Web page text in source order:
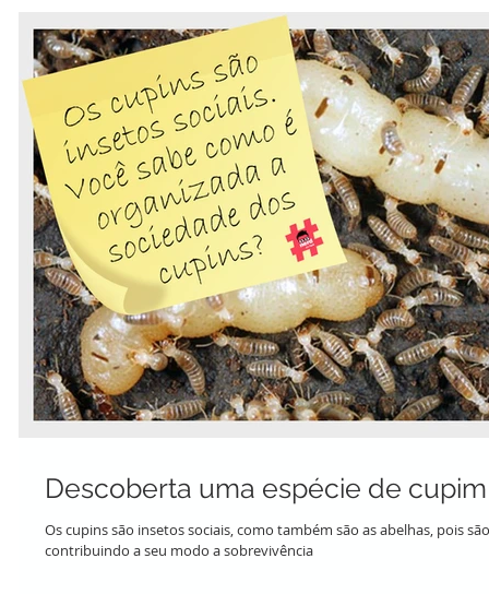
Descoberta uma espécie de
Os cupins são insetos sociais, como também são as abelhas, pois
contribuindo a seu modo a sobrevivência